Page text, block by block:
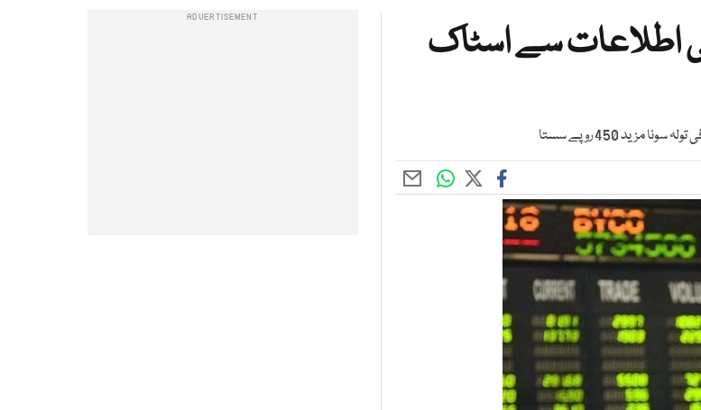
اطلاعات سے اسٹاک